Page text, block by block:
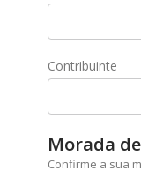
Contribuinte
Morada
Confirme a sua